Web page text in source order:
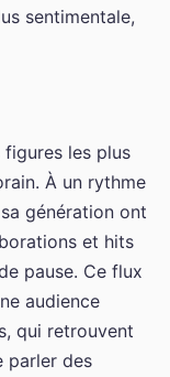
sentimentale,
les plus
À un rythme
génération ont
et hits
pause. Ce flux
audience
qui retrouvent
parler des